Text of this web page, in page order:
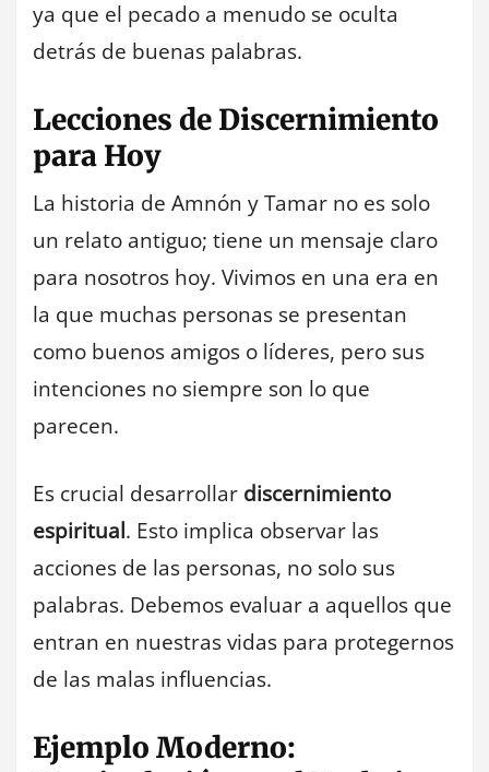
ya que el pecado a menudo se oculta
detrás de buenas palabras.
Lecciones de Discernimiento
para Hoy
La historia de Amnón y Tamar no es solo
un relato antiguo; tiene un mensaje claro
para nosotros hoy. Vivimos en una era en
la que muchas personas se presentan
como buenos amigos o líderes, pero sus
intenciones no siempre son lo que
parecen.
Es crucial desarrollar discernimiento
espiritual. Esto implica observar las
acciones de las personas, no solo sus
palabras. Debemos evaluar a aquellos que
entran en nuestras vidas para protegernos
de las malas influencias.
Ejemplo Moderno: